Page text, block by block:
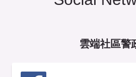
雲端社區警